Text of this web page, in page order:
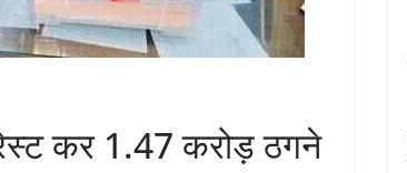
कर 1.47 करोड़ ठगने